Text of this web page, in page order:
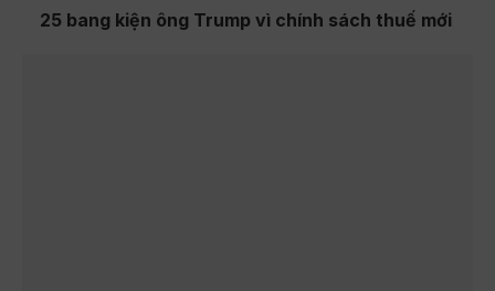
25 bang kiện ông Trump vì chính sách thuế mới